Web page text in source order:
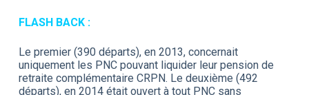
FLASH BACK :
Le premier (390 départs), en 2013, concernait
uniquement les PNC pouvant liquider leur pension de
retraite complémentaire CRPN. Le deuxième (492
départs), en 2014 était ouvert à tout PNC sans